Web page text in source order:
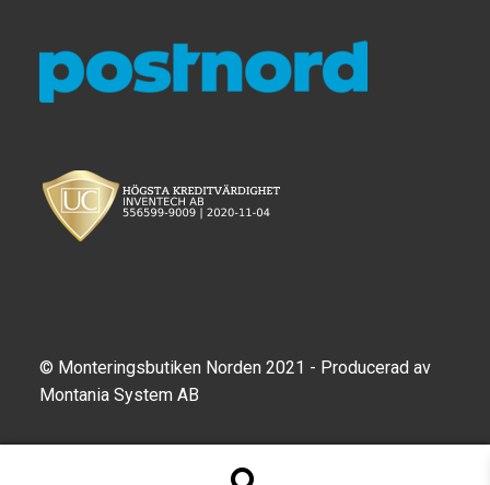
© Monteringsbutiken Norden 2021 - Producerad av
Montania System AB